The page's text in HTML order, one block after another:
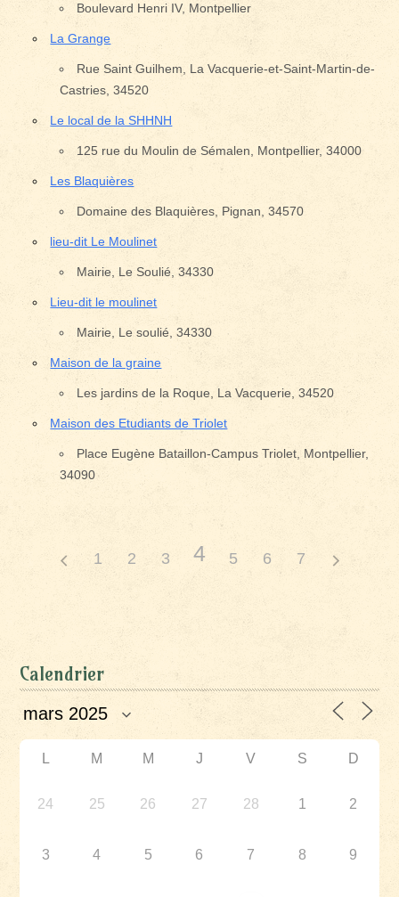
Boulevard Henri IV, Montpellier
La Grange
Rue Saint Guilhem, La Vacquerie-et-Saint-Martin-de-
Castries, 34520
Le local de la SHHNH
125 rue du Moulin de Sémalen, Montpellier, 34000
Les Blaquières
Domaine des Blaquières, Pignan, 34570
lieu-dit Le Moulinet
Mairie, Le Soulié, 34330
Lieu-dit le moulinet
Mairie, Le soulié, 34330
Maison de la graine
Les jardins de la Roque, La Vacquerie, 34520
Maison des Etudiants de Triolet
Place Eugène Bataillon-Campus Triolet, Montpellier,
34090
1 2 3 4 5 6 7
Calendrier
L M M J V S D
24 25 26 27 28 1 2
3 4 5 6 7 8 9